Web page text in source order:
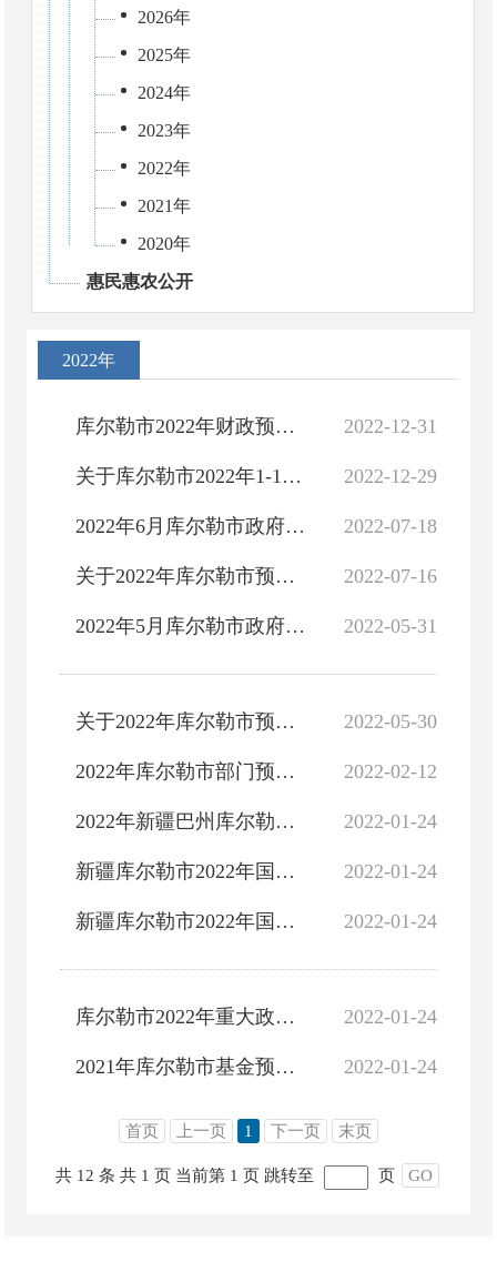
2026年
2025年
2024年
2023年
2022年
2021年
2020年
惠民惠农公开
2022年
2022-12-31
库尔勒市2022年财政预算执行和2023年财政预算（草案）的报告
2022-12-29
关于库尔勒市2022年1-11月财政预算执行暨2022年调整财政预算（草案）的报告
2022-07-18
2022年6月库尔勒市政府债务预算调整情况说明
2022-07-16
关于2022年库尔勒市预算调整方案（草案）的报告
2022-05-31
2022年5月库尔勒市政府债务预算调整情况说明
2022-05-30
关于2022年库尔勒市预算调整方案（草案）的报告
2022-02-12
2022年库尔勒市部门预算公开
2022-01-24
2022年新疆巴州库尔勒市政府预算公开
2022-01-24
新疆库尔勒市2022年国有资本经营预算支出项目绩效目标表
2022-01-24
新疆库尔勒市2022年国有资本经营预算编制说明
2022-01-24
库尔勒市2022年重大政策和重点项目绩效目标表
2022-01-24
2021年库尔勒市基金预算执行情况与2022年库尔勒市社会保险基金预算
首页 上一页 1 下一页 末页
共 12 条 共 1 页 当前第 1 页 跳转至 页 GO